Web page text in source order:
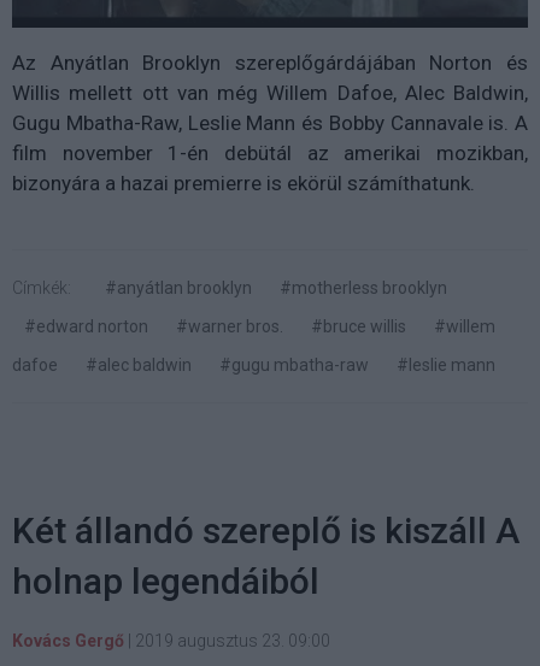
Az Anyátlan Brooklyn szereplőgárdájában Norton és
Willis mellett ott van még Willem Dafoe, Alec Baldwin,
Gugu Mbatha-Raw, Leslie Mann és Bobby Cannavale is. A
film november 1-én debütál az amerikai mozikban,
bizonyára a hazai premierre is ekörül számíthatunk.
Címkék: #anyátlan brooklyn
#motherless brooklyn
#edward norton
#warner bros. #bruce willis
#willem
dafoe
#alec baldwin #gugu mbatha-raw #leslie mann
Két állandó szereplő is kiszáll A
holnap legendáiból
Kovács Gergő 2019 augusztus 23. 09:00